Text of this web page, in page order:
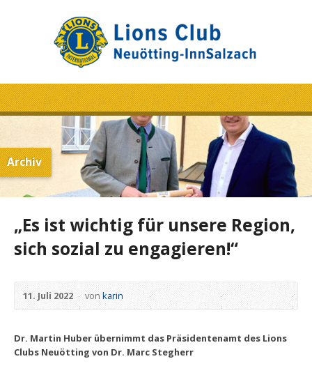
Archiv
„Es ist wichtig für unsere Region,
sich sozial zu engagieren!“
11. Juli 2022 von karin
Dr. Martin Huber übernimmt das Präsidentenamt des Lions
Clubs Neuötting von Dr. Marc Stegherr